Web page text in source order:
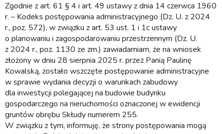
Zgodnie z art. 61 § 4 i art. 49 ustawy z dnia 14 czerwca 1960
r. – Kodeks postępowania administracyjnego (Dz. U. z 2024
r., poz. 572), w związku z art. 53 ust. 1 i 1c ustawy
o planowaniu i zagospodarowaniu przestrzennym (Dz. U.
z 2024 r., poz. 1130 ze zm.) zawiadamiam, że na wniosek
złożony w dniu 28 sierpnia 2025 r. przez Panią Paulinę
Kowalską, zostało wszczęte postępowanie administracyjne
w sprawie wydania decyzji o warunkach zabudowy
dla inwestycji polegającej na budowie budynku
gospodarczego na nieruchomości oznaczonej w ewidencji
gruntów obrębu Skłudy numerem 255.
W związku z tym, informuję, że strony postępowania mogą